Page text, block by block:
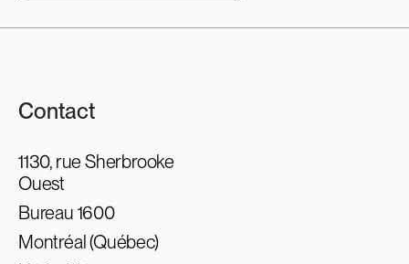
Contact
1130, rue Sherbrooke
Ouest
Bureau 1600
Montréal (Québec)